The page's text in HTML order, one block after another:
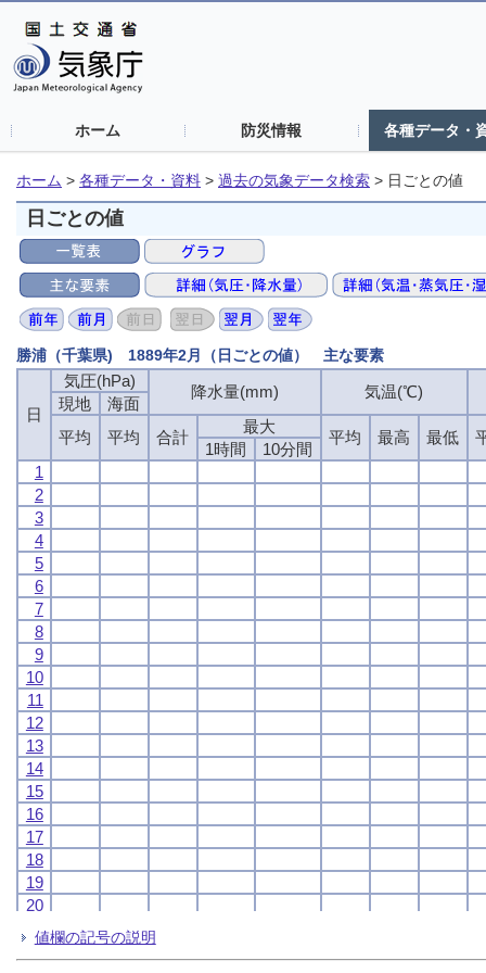
ホーム 防災情報 各種データ・
ホーム > 各種データ・資料 > 過去の気象データ検索 > 日ごとの値
日ごとの値
勝浦（千葉県) 1889年2月（日ごとの値） 主な要素
日
気圧(hPa)
降水量(mm) 気温(℃)
現地
海面
平均
平均 合計
最大
平均 最高 最低
1時間
10分間
1
2
3
4
5
6
7
8
9
10
11
12
13
14
15
16
17
18
19
20
21
22
日
気圧(hPa)
降水量(mm) 気温(℃)
現地
海面
平均
平均 合計
最大
平均 最高 最低
1時間
10分間
1
2
3
4
5
6
7
8
9
10
11
12
13
14
15
16
17
18
19
20
21
22
日
気圧(hPa)
降水量(mm) 気温(℃)
現地
海面
平均
平均 合計
最大
平均 最高 最低
1時間
10分間
1
2
3
4
5
6
7
8
9
10
11
12
13
14
15
16
17
18
19
20
21
22
日
気圧(hPa)
降水量(mm) 気温(℃)
現地
海面
平均
平均 合計
最大
平均 最高 最低
1時間
10分間
1
2
3
4
5
6
7
8
9
10
11
12
13
14
15
16
17
18
19
20
21
22
値欄の記号の説明